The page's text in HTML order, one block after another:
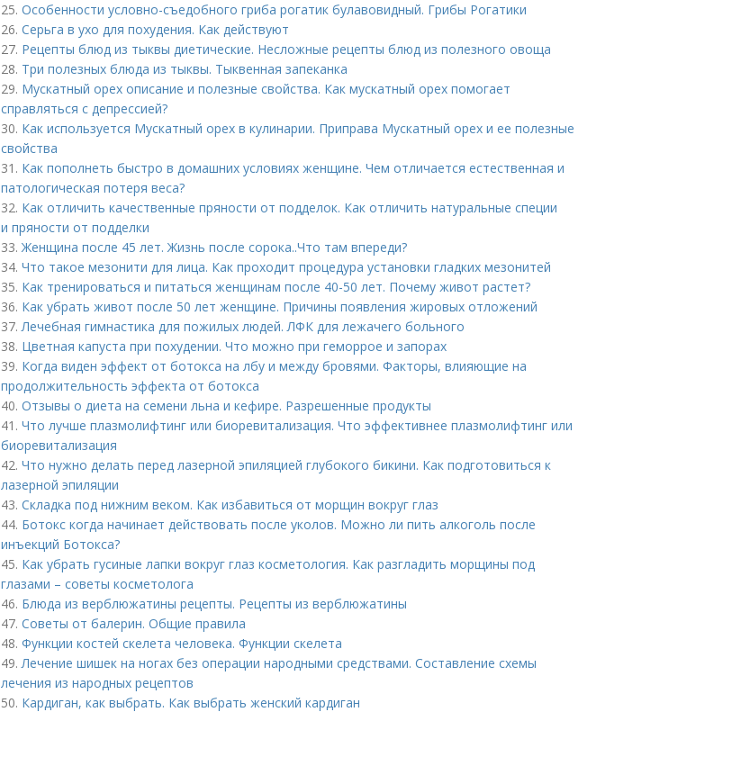
25. Особенности условно-съедобного гриба рогатик булавовидный. Грибы Рогатики
26. Серьга в ухо для похудения. Как действуют
27. Рецепты блюд из тыквы диетические. Несложные рецепты блюд из полезного овоща
28. Три полезных блюда из тыквы. Тыквенная запеканка
29. Мускатный орех описание и полезные свойства. Как мускатный орех помогает
справляться с депрессией?
30. Как используется Мускатный орех в кулинарии. Приправа Мускатный орех и ее полезные
свойства
31. Как пополнеть быстро в домашних условиях женщине. Чем отличается естественная и
патологическая потеря веса?
32. Как отличить качественные пряности от подделок. Как отличить натуральные специи
и пряности от подделки
33.Женщина после 45 лет. Жизнь после сорока..Что там впереди?
34. Что такое мезонити для лица. Как проходит процедура установки гладких мезонитей
35. Как тренироваться и питаться женщинам после 40-50 лет. Почему живот растет?
36. Как убрать живот после 50 лет женщине. Причины появления жировых отложений
37.Лечебная гимнастика для пожилых людей. ЛФК для лежачего больного
38. Цветная капуста при похудении. Что можно при геморрое и запорах
39. Когда виден эффект от ботокса на лбу и между бровями. Факторы, влияющие на
продолжительность эффекта от ботокса
40. Отзывы о диета на семени льна и кефире. Разрешенные продукты
41. Что лучше плазмолифтинг или биоревитализация. Что эффективнее плазмолифтинг или
биоревитализация
42. Что нужно делать перед лазерной эпиляцией глубокого бикини. Как подготовиться к
лазерной эпиляции
43. Складка под нижним веком. Как избавиться от морщин вокруг глаз
44. Ботокс когда начинает действовать после уколов. Можно ли пить алкоголь после
инъекций Ботокса?
45. Как убрать гусиные лапки вокруг глаз косметология. Как разгладить морщины под
глазами – советы косметолога
46. Блюда из верблюжатины рецепты. Рецепты из верблюжатины
47. Советы от балерин. Общие правила
48. Функции костей скелета человека. Функции скелета
49.Лечение шишек на ногах без операции народными средствами. Составление схемы
лечения из народных рецептов
50. Кардиган, как выбрать. Как выбрать женский кардиган